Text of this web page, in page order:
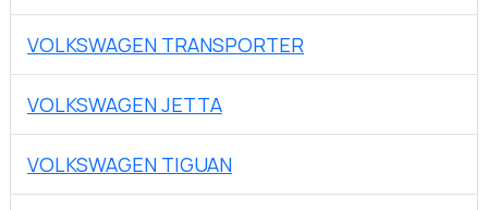
VOLKSWAGEN TRANSPORTER
VOLKSWAGEN JETTA
VOLKSWAGEN TIGUAN